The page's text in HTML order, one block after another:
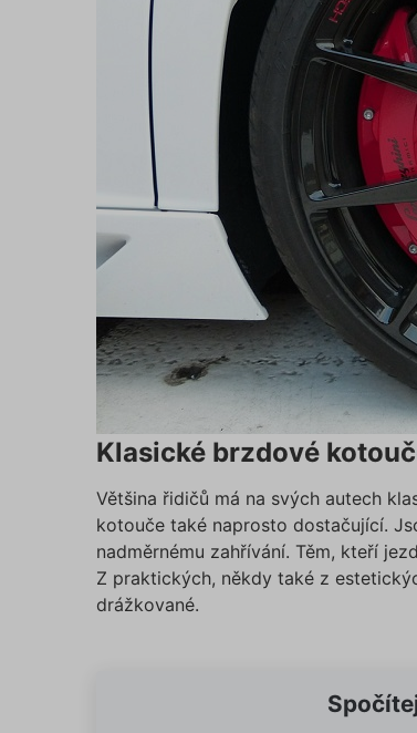
Klasické brzdové
Většina řidičů má na svých autech
kotouče také naprosto dostačující.
nadměrnému zahřívání. Těm, kteří
Z praktických, někdy také z
drážkované.